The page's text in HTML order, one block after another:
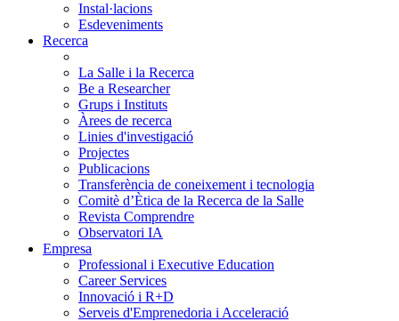
Instal·lacions
Esdeveniments
Recerca
La Salle i la Recerca
Be a Researcher
Grups i Instituts
Àrees de recerca
Linies d'investigació
Projectes
Publicacions
Transferència de coneixement i tecnologia
Comitè d’Ètica de la Recerca de la Salle
Revista Comprendre
Observatori IA
Empresa
Professional i Executive Education
Career Services
Innovació i R+D
Serveis d'Emprenedoria i Acceleració